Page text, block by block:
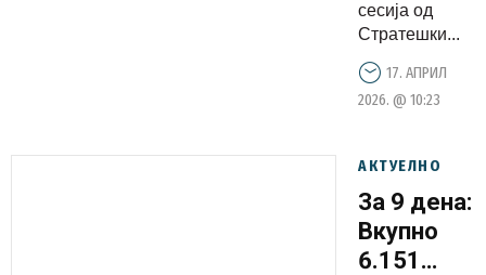
сесија од
Стратешки...
17. АПРИЛ
2026. @ 10:23
АКТУЕЛНО
За 9 дена:
Вкупно
6.151